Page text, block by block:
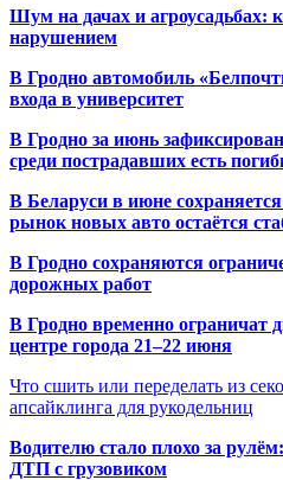
Шум на дачах и агроусадьбах:
нарушением
В Гродно автомобиль
входа в университет
В Гродно за июнь
среди пострадавших есть
В Беларуси в июне
рынок новых авто остаётся
В Гродно сохраняются
дорожных работ
В Гродно временно ограничат
центре города 21–22 июня
Что сшить или переделать из
апсайклинга для рукодельниц
Водителю стало плохо за
ДТП с грузовиком